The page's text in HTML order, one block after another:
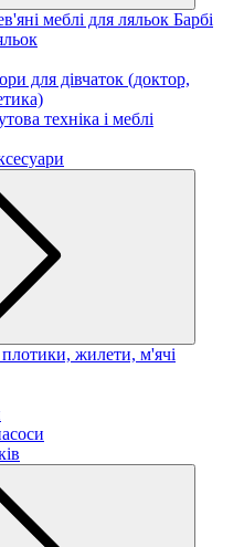
меблі для ляльок Барбі
для дівчаток (доктор,
техніка і меблі
жилети, м'ячі